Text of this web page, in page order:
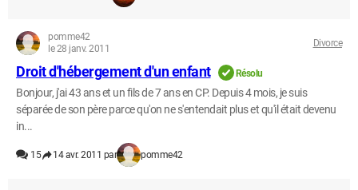
pomme42
le 28 janv. 2011
Divorce
Droit d'hébergement d'un enfant Résolu
Bonjour, j'ai 43 ans et un fils de 7 ans en CP. Depuis 4 mois, je suis
séparée de son père parce qu'on ne s'entendait plus et qu'il était devenu
in...
15 14 avr. 2011 par pomme42